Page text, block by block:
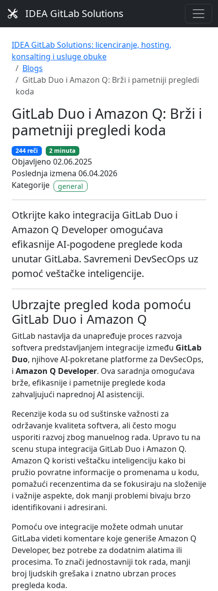
IDEA GitLab Solutions
IDEA GitLab Solutions: licenciranje, hosting,
konsalting i usluge obuke
Blogs
GitLab Duo i Amazon Q: Brži i pametniji pregledi
koda
GitLab Duo i Amazon Q: Brži i
pametniji pregledi koda
244 reči 2 minuta
Objavljeno 02.06.2025
Poslednja izmena 06.04.2026
Kategorije
general
Otkrijte kako integracija GitLab Duo i
Amazon Q Developer omogućava
efikasnije AI-pogodene preglede koda
unutar GitLaba. Savremeni DevSecOps uz
pomoć veštačke inteligencije.
Ubrzajte pregled koda pomoću
GitLab Duo i Amazon Q
GitLab nastavlja da unapređuje proces razvoja
softvera predstavljanjem integracije između GitLab
Duo, njihove AI-pokretane platforme za DevSecOps,
i Amazon Q Developer. Ova saradnja omogućava
brže, efikasnije i pametnije preglede koda
zahvaljujući naprednoj AI asistenciji.
Recenzije koda su od suštinske važnosti za
održavanje kvaliteta softvera, ali često mogu
usporiti razvoj zbog manuelnog rada. Upravo tu na
scenu stupa integracija GitLab Duo i Amazon Q.
Amazon Q koristi veštačku inteligenciju kako bi
pružio povratne informacije o promenama u kodu,
pomažući recenzentima da se fokusiraju na složenije
i važnije aspekte, dok manji problemi bivaju brzo
identifikovani i adresirani.
Pomoću ove integracije možete odmah unutar
GitLaba videti komentare koje generiše Amazon Q
Developer, bez potrebe za dodatnim alatima ili
procesima. To znači jednostavniji tok rada, manji
broj ljudskih grešaka i znatno ubrzan proces
pregleda koda.